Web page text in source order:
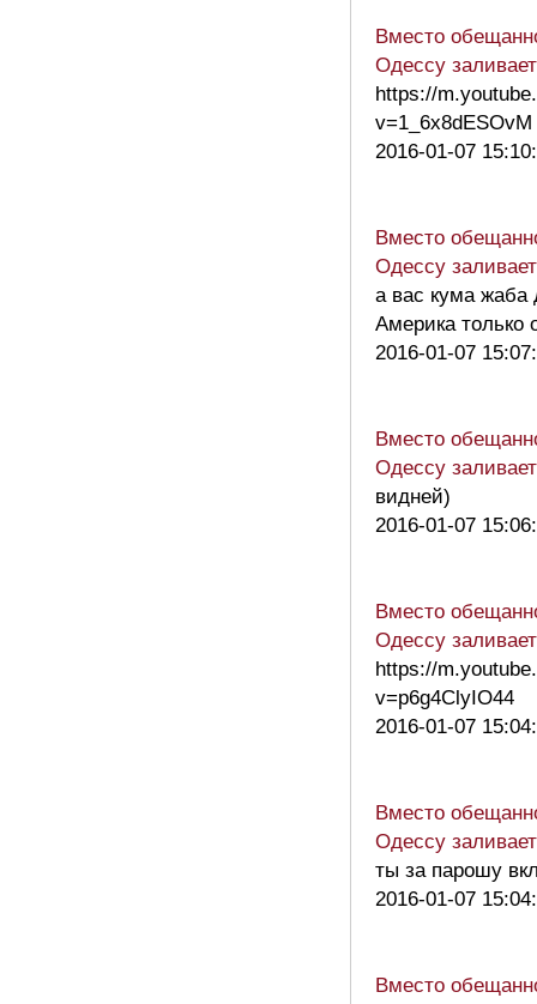
Вместо
Одессу
https://
v=1_6x8dESOvM
2016-01-07
Вместо
Одессу
а вас кума жаба
Америка только
2016-01-07
Вместо
Одессу
видней)
2016-01-07
Вместо
Одессу
https://
v=p6g4ClyIO44
2016-01-07
Вместо
Одессу
ты за парошу
2016-01-07
Вместо